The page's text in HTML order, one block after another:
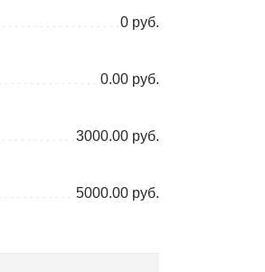
0 руб.
0.00 руб.
3000.00 руб.
5000.00 руб.